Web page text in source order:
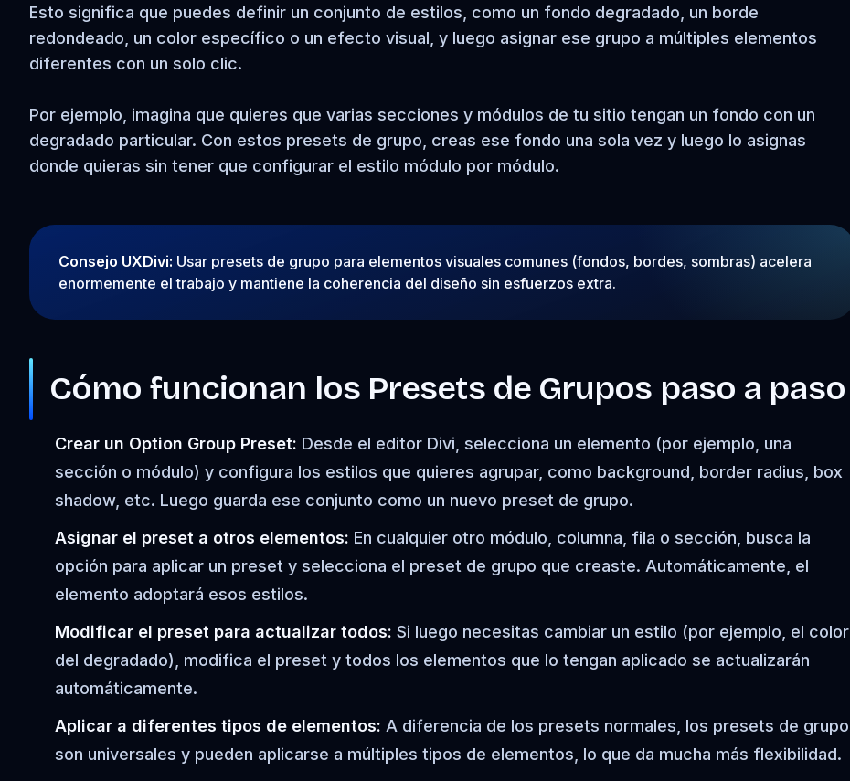
Esto significa que puedes definir un conjunto de estilos, como un fondo degradado, un borde
redondeado, un color específico o un efecto visual, y luego asignar ese grupo a múltiples elementos
diferentes con un solo clic.
Por ejemplo, imagina que quieres que varias secciones y módulos de tu sitio tengan un fondo con un
degradado particular. Con estos presets de grupo, creas ese fondo una sola vez y luego lo asignas
donde quieras sin tener que configurar el estilo módulo por módulo.
Consejo UXDivi: Usar presets de grupo para elementos visuales comunes (fondos, bordes, sombras) acelera
enormemente el trabajo y mantiene la coherencia del diseño sin esfuerzos extra.
Cómo funcionan los Presets de Grupos paso a paso
Crear un Option Group Preset: Desde el editor Divi, selecciona un elemento (por ejemplo, una
sección o módulo) y configura los estilos que quieres agrupar, como background, border radius, box
shadow, etc. Luego guarda ese conjunto como un nuevo preset de grupo.
Asignar el preset a otros elementos: En cualquier otro módulo, columna, fila o sección, busca la
opción para aplicar un preset y selecciona el preset de grupo que creaste. Automáticamente, el
elemento adoptará esos estilos.
Modificar el preset para actualizar todos: Si luego necesitas cambiar un estilo (por ejemplo, el color
del degradado), modifica el preset y todos los elementos que lo tengan aplicado se actualizarán
automáticamente.
Aplicar a diferentes tipos de elementos: A diferencia de los presets normales, los presets de grupo
son universales y pueden aplicarse a múltiples tipos de elementos, lo que da mucha más flexibilidad.